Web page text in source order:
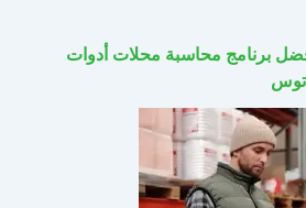
برنامج محاسبة محلات أدوات